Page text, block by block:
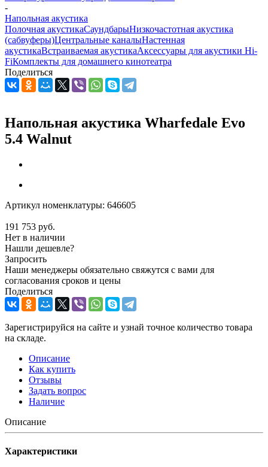
-
Напольная акустика
Полочная акустикаСаундбарыНизкочастотная акустика
(сабвуферы)Центральные каналыНастенная
акустикаВстраиваемая акустикаАксессуары для акустики Hi-
FiКомплекты для домашнего кинотеатра
Поделиться
Напольная акустика Wharfedale Evo
5.4 Walnut
Артикул номенклатуры: 646605
191 753 руб.
Нет в наличии
Нашли дешевле?
Запросить
Наши менеджеры обязательно свяжутся с вами для
согласования сроков и цены
Поделиться
Зарегистрируйся на сайте и узнай точное количество товара
на складе.
Описание
Как купить
Отзывы
Задать вопрос
Наличие
Описание
Характеристики